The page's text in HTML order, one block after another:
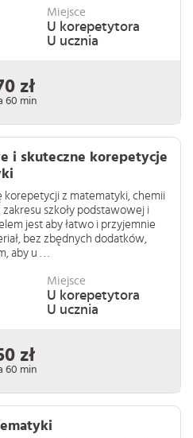
Miejsce
U korepetytora
U ucznia
zł
60 min
i skuteczne korepetycje
korepetycji z matematyki, chemii
szkoły podstawowej i
jest aby łatwo i przyjemnie
bez zbędnych dodatków,
aby u . . .
Miejsce
U korepetytora
U ucznia
zł
60 min